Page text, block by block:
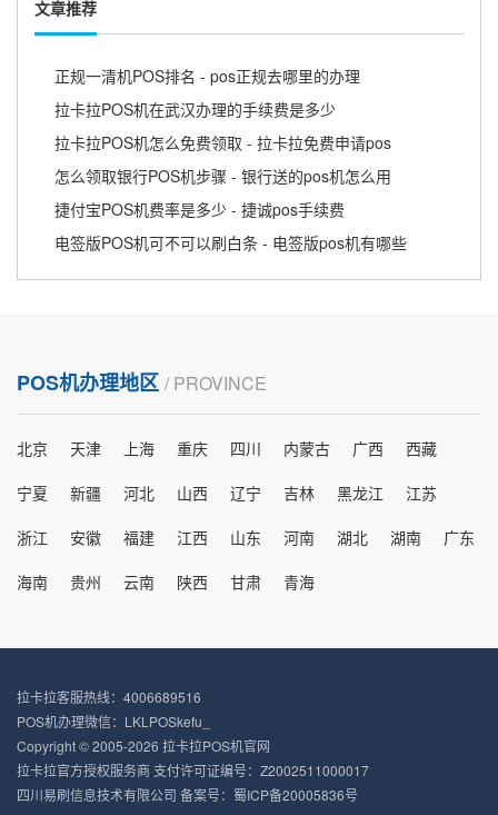
文章推荐
正规一清机POS排名 - pos正规去哪里的办理
拉卡拉POS机在武汉办理的手续费是多少
拉卡拉POS机怎么免费领取 - 拉卡拉免费申请pos
怎么领取银行POS机步骤 - 银行送的pos机怎么用
捷付宝POS机费率是多少 - 捷诚pos手续费
电签版POS机可不可以刷白条 - 电签版pos机有哪些
POS机办理地区 / PROVINCE
北京 天津 上海 重庆 四川 内蒙古 广西
西藏
宁夏
新疆 河北 山西 辽宁 吉林 黑龙江
江苏
浙江
安徽 福建 江西 山东 河南 湖北 湖南
广东
海南
贵州 云南 陕西 甘肃 青海
拉卡拉客服热线：4006689516
POS机办理微信：LKLPOSkefu_
Copyright © 2005-2026 拉卡拉POS机官网
拉卡拉官方授权服务商 支付许可证编号：Z2002511000017
四川易刷信息技术有限公司 备案号： 蜀ICP备20005836号